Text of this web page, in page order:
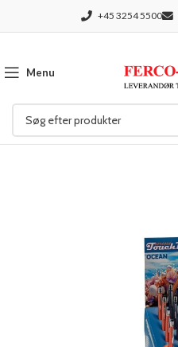
+45 3254 5500
Menu